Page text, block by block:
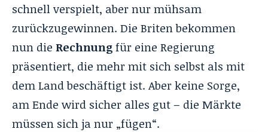
schnell verspielt, aber nur mühsam
zurückzugewinnen. Die Briten bekommen
nun die Rechnungfür eine Regierung
präsentiert, die mehr mit sich selbst als mit
dem Land beschäftigt ist. Aber keine Sorge,
am Ende wird sicher alles gut – die Märkte
müssen sich ja nur „fügen“.